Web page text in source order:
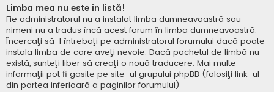
Limba mea nu este în listă!
Fie administratorul nu a instalat limba dumneavoastră sau
nimeni nu a tradus încă acest forum în limba dumneavoastră.
Încercaţi să-l întrebaţi pe administratorul forumului dacă poate
instala limba de care aveţi nevoie. Dacă pachetul de limbă nu
există, sunteţi liber să creaţi o nouă traducere. Mai multe
informaţii pot fi gasite pe site-ul grupului phpBB (folosiţi link-ul
din partea inferioară a paginilor forumului)